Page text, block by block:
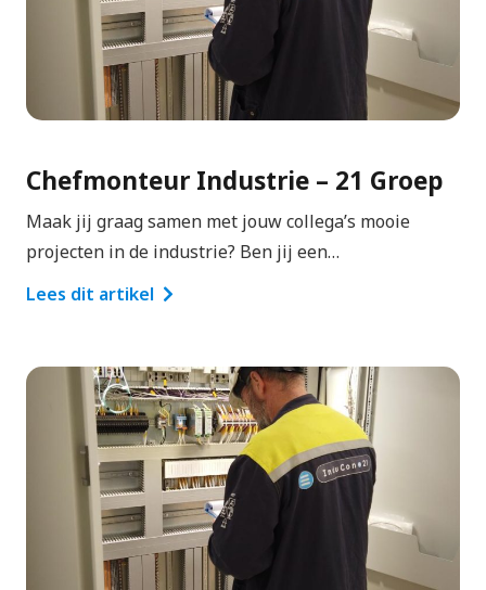
Chefmonteur Industrie – 21 Groep
Maak jij graag samen met jouw collega’s mooie
projecten in de industrie? Ben jij een…
Lees dit artikel